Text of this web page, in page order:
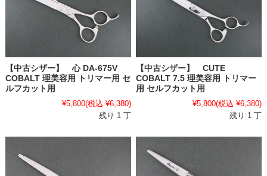
【中古シザー】 心 DA-675V
COBALT 理美容用 トリマー用 セ
ルフカット用
¥5,800(税込 ¥6,380)
残り 1 丁
【中古シザー】 CUTE
COBALT 7.5 理美容用 トリマー
用 セルフカット用
¥5,800(税込 ¥6,380)
残り 1 丁